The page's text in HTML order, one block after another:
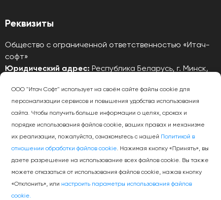
Реквизиты
Общество с ограниченной ответственностью «Итач-
софт»
Юридический адрес: Республика Беларусь, г. Минск,
УНП: 192324962, Регистрационный номер в Торговом
реестре466118 от 20.11.2019
Тех. поддержка 24/7:helpdesk@itach.by
Политика конфиденциальности
ООО "Итач Софт" использует на своём сайте файлы cookie для
персонализации сервисов и повышения удобства использования
сайта. Чтобы получить больше информации о целях, сроках и
порядке использования файлов cookie, ваших правах и механизме
их реализации, пожалуйста, ознакомьтесь с нашей Политикой в
отношении обработки файлов cookie. Нажимая кнопку «Принять», вы
даете разрешение на использование всех файлов cookie. Вы также
можете отказаться от использования файлов cookie, нажав кнопку
«Отклонить», или настроить параметры использования файлов
cookie.